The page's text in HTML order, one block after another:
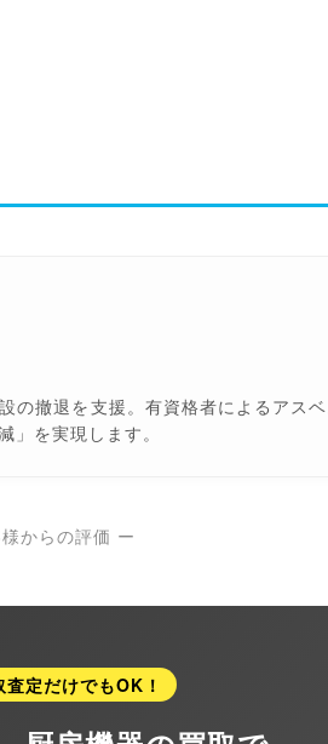
の撤退を支援。有資格者によるアス
を実現します。
からの評価 ー
査定だけでもOK！